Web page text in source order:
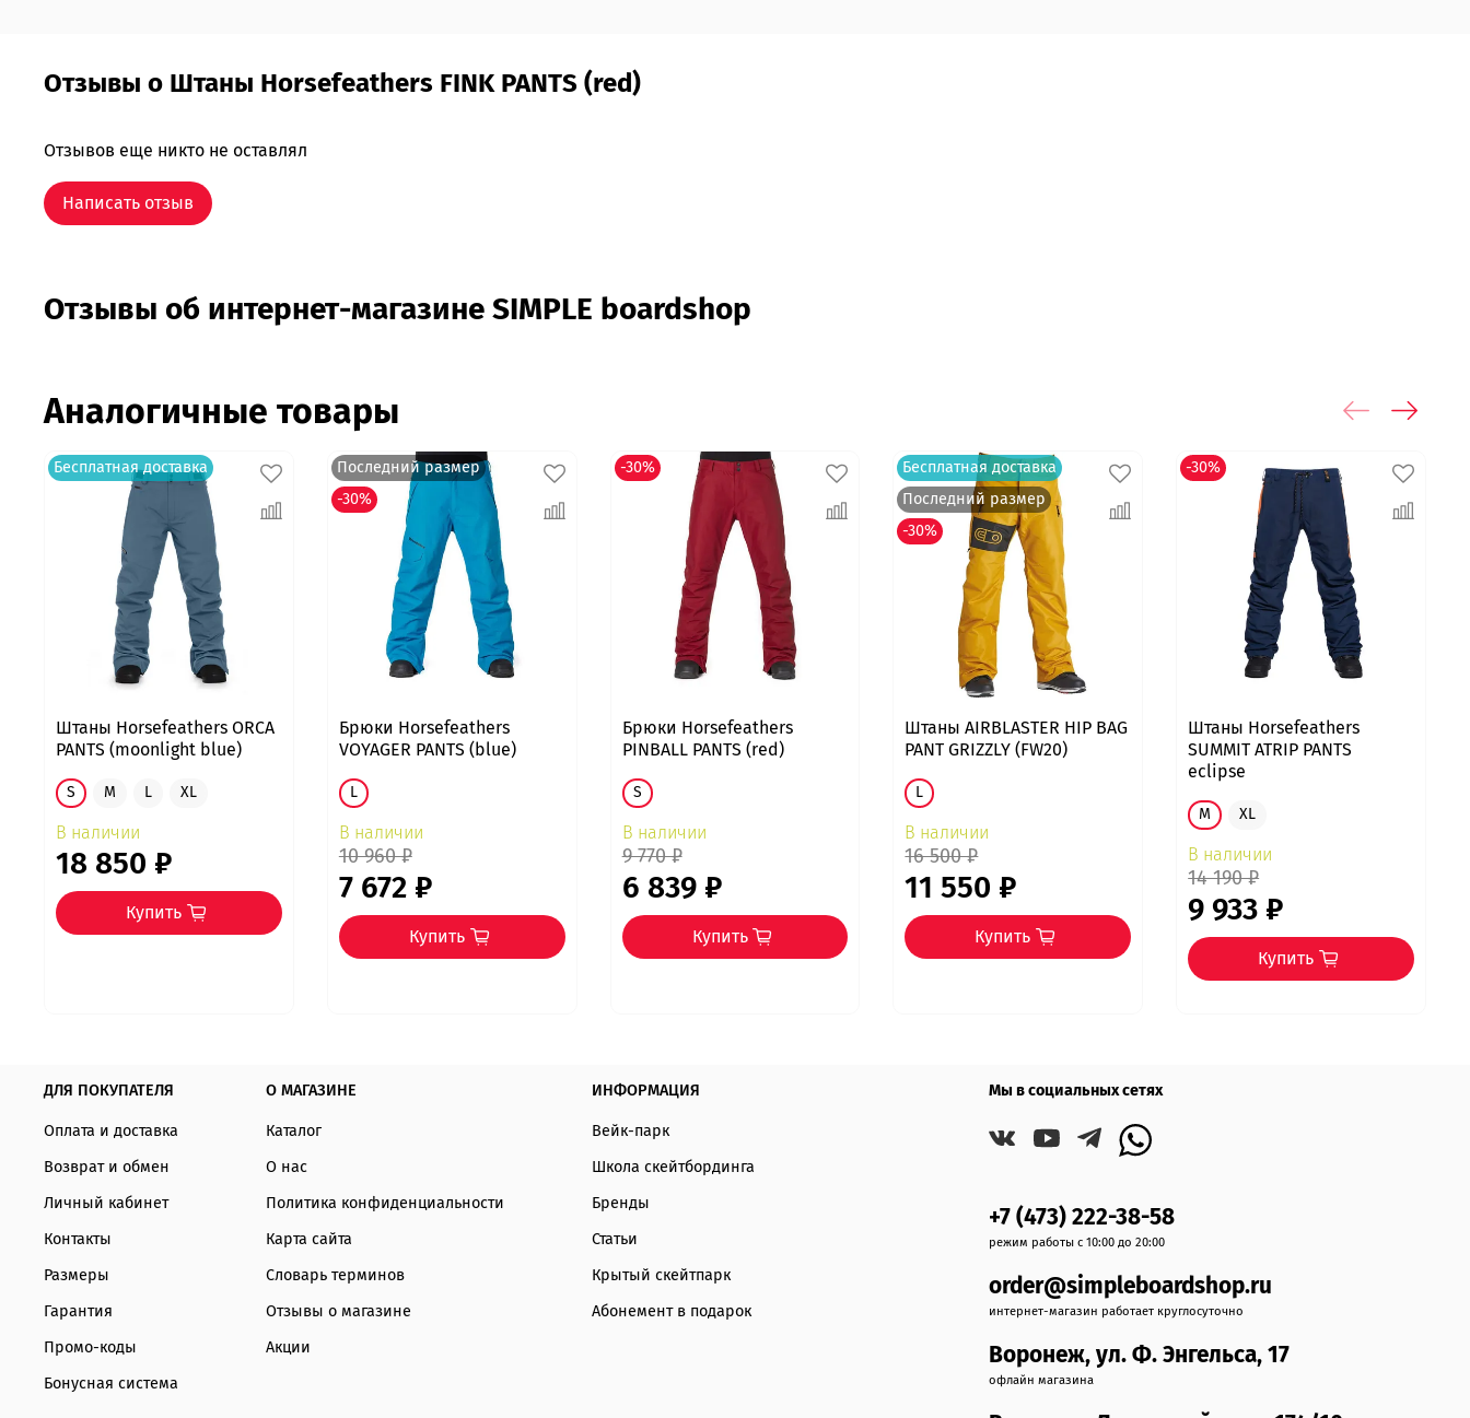
Отзывы о Штаны Horsefeathers FINK PANTS (red)
Отзывов еще никто не оставлял
Написать отзыв
Отзывы об интернет-магазине SIMPLE boardshop
Аналогичные товары
Бесплатная доставка
Штаны Horsefeathers ORCA
PANTS (moonlight blue)
S M L XL
В наличии
18 850 ₽
Купить
Последний размер
-30%
Брюки Horsefeathers
VOYAGER PANTS (blue)
L
В наличии
10 960 ₽
7 672 ₽
Купить
-30%
Брюки Horsefeathers
PINBALL PANTS (red)
S
В наличии
9 770 ₽
6 839 ₽
Купить
Бесплатная доставка
Последний размер
-30%
Штаны AIRBLASTER HIP BAG
PANT GRIZZLY (FW20)
L
В наличии
16 500 ₽
11 550 ₽
Купить
-30%
Штаны Horsefeathers
SUMMIT ATRIP PANTS
eclipse
M XL
В наличии
14 190 ₽
9 933 ₽
Купить
ДЛЯ ПОКУПАТЕЛЯ
Оплата и доставка
Возврат и обмен
Личный кабинет
Контакты
Размеры
Гарантия
Промо-коды
Бонусная система
О МАГАЗИНЕ
Каталог
О нас
Политика конфиденциальности
Карта сайта
Словарь терминов
Отзывы о магазине
Акции
ИНФОРМАЦИЯ
Вейк-парк
Школа скейтбординга
Бренды
Статьи
Крытый скейтпарк
Абонемент в подарок
Мы в социальных сетях
+7 (473) 222-38-58
режим работы с 10:00 до 20:00
order@simpleboardshop.ru
интернет-магазин работает круглосуточно
Воронеж, ул. Ф. Энгельса, 17
офлайн магазина